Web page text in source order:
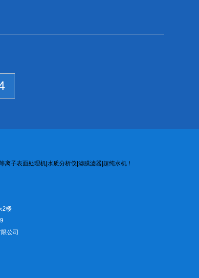
离子表面处理机| 水质分析仪 滤膜滤器| 超纯水机！
2楼
公司